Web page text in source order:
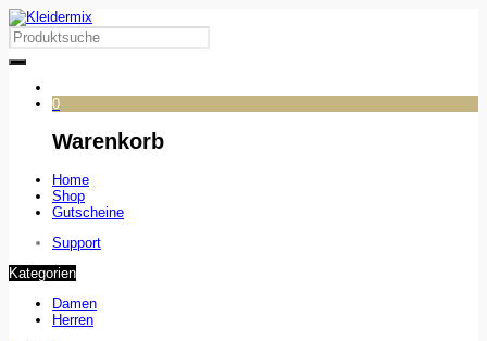
0
Warenkorb
Home
Shop
Gutscheine
Support
Kategorien
Damen
Herren